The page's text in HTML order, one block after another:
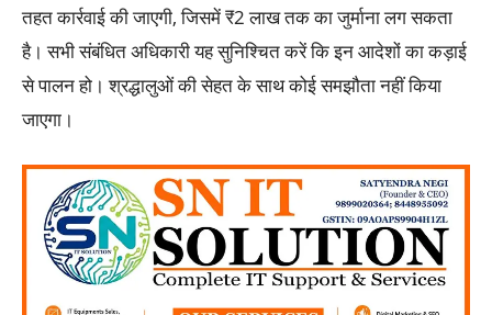
तहत कार्रवाई की जाएगी, जिसमें ₹2 लाख तक का जुर्माना लग सकता
है। सभी संबंधित अधिकारी यह सुनिश्चित करें कि इन आदेशों का कड़ाई
से पालन हो। श्रद्धालुओं की सेहत के साथ कोई समझौता नहीं किया
जाएगा।